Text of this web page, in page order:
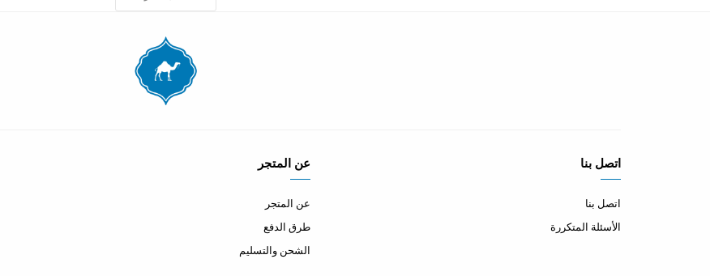
اتصل بنا
اتصل بنا
الأسئلة المتكررة
عن المتجر
عن المتجر
طرق الدفع
الشحن والتسليم